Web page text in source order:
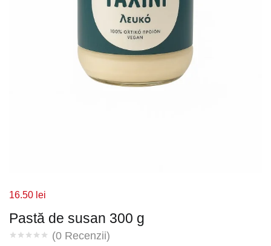
Pastă de susan 300 g
(0 Recenzii)
16.50 lei